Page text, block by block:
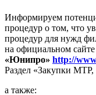
Информируем
процедур о том, что
процедур для нужд
на официальном
«Юнипро» http://
Раздел «Закупки МТР,
а также: